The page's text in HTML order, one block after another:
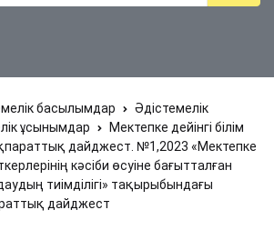
басылымдар
Әдістемелік
ұсынымдар
Мектепке дейінгі білім
дайджест. №1,2023 «Мектепке
кәсіби өсуіне бағытталған
тиімділігі» тақырыбындағы
дайджест